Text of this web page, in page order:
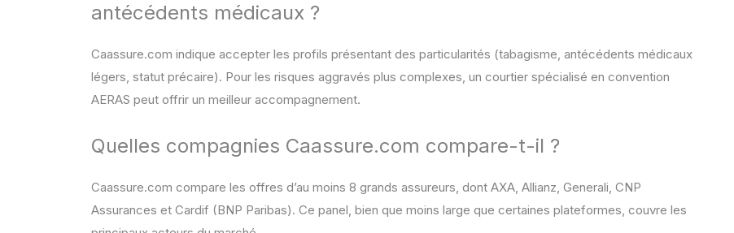
antécédents médicaux ?
Caassure.com indique accepter les profils présentant des particularités (tabagisme, antécédents médicaux
légers, statut précaire). Pour les risques aggravés plus complexes, un courtier spécialisé en convention
AERAS peut offrir un meilleur accompagnement.
Quelles compagnies Caassure.com compare-t-il ?
Caassure.com compare les offres d’au moins 8 grands assureurs, dont AXA, Allianz, Generali, CNP
Assurances et Cardif (BNP Paribas). Ce panel, bien que moins large que certaines plateformes, couvre les